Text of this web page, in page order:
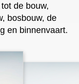
de bouw,
bosbouw, de
en binnenvaart.